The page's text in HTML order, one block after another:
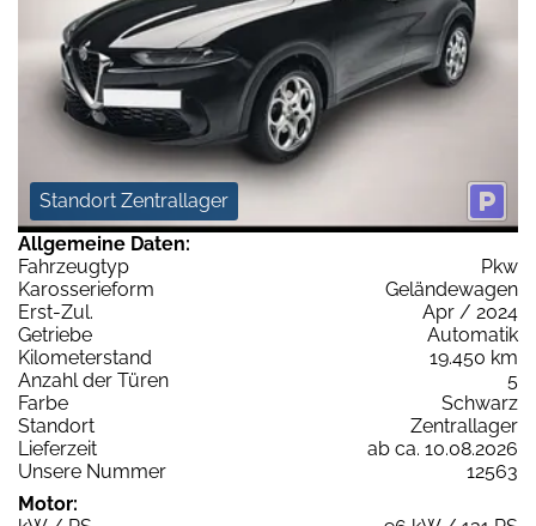
Standort Zentrallager
Allgemeine Daten:
Fahrzeugtyp
Pkw
Karosserieform
Geländewagen
Erst-Zul.
Apr / 2024
Getriebe
Automatik
Kilometerstand
19.450 km
Anzahl der Türen
5
Farbe
Schwarz
Standort
Zentrallager
Lieferzeit
ab ca. 10.08.2026
Unsere Nummer
12563
Motor: